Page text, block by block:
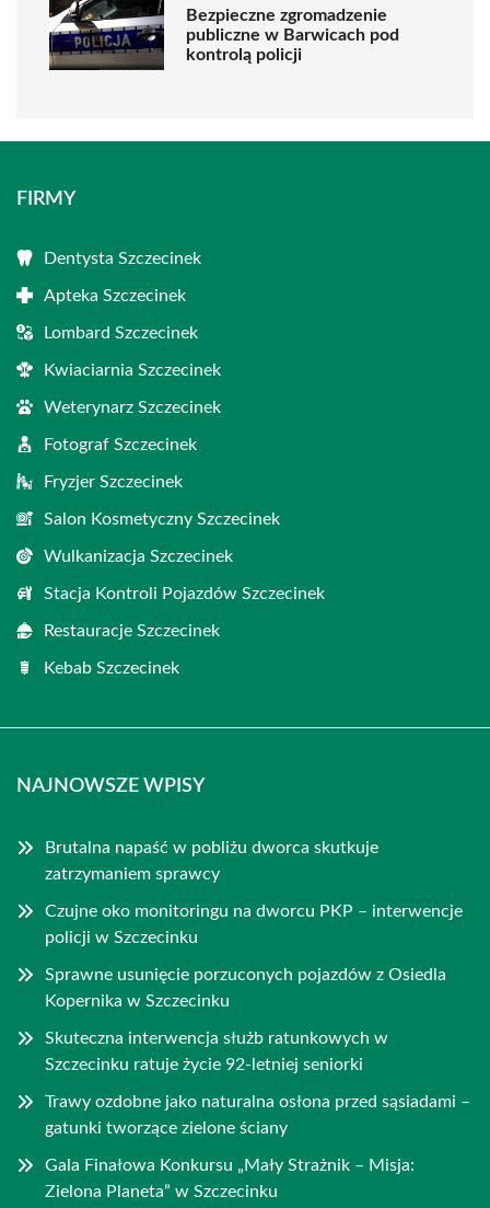
Bezpieczne zgromadzenie
publiczne w Barwicach pod
kontrolą policji
FIRMY
Dentysta Szczecinek
Apteka Szczecinek
Lombard Szczecinek
Kwiaciarnia Szczecinek
Weterynarz Szczecinek
Fotograf Szczecinek
Fryzjer Szczecinek
Salon Kosmetyczny Szczecinek
Wulkanizacja Szczecinek
Stacja Kontroli Pojazdów Szczecinek
Restauracje Szczecinek
Kebab Szczecinek
NAJNOWSZE WPISY
Brutalna napaść w pobliżu dworca skutkuje
zatrzymaniem sprawcy
Czujne oko monitoringu na dworcu PKP – interwencje
policji w Szczecinku
Sprawne usunięcie porzuconych pojazdów z Osiedla
Kopernika w Szczecinku
Skuteczna interwencja służb ratunkowych w
Szczecinku ratuje życie 92-letniej seniorki
Trawy ozdobne jako naturalna osłona przed sąsiadami –
gatunki tworzące zielone ściany
Gala Finałowa Konkursu „Mały Strażnik – Misja:
Zielona Planeta” w Szczecinku